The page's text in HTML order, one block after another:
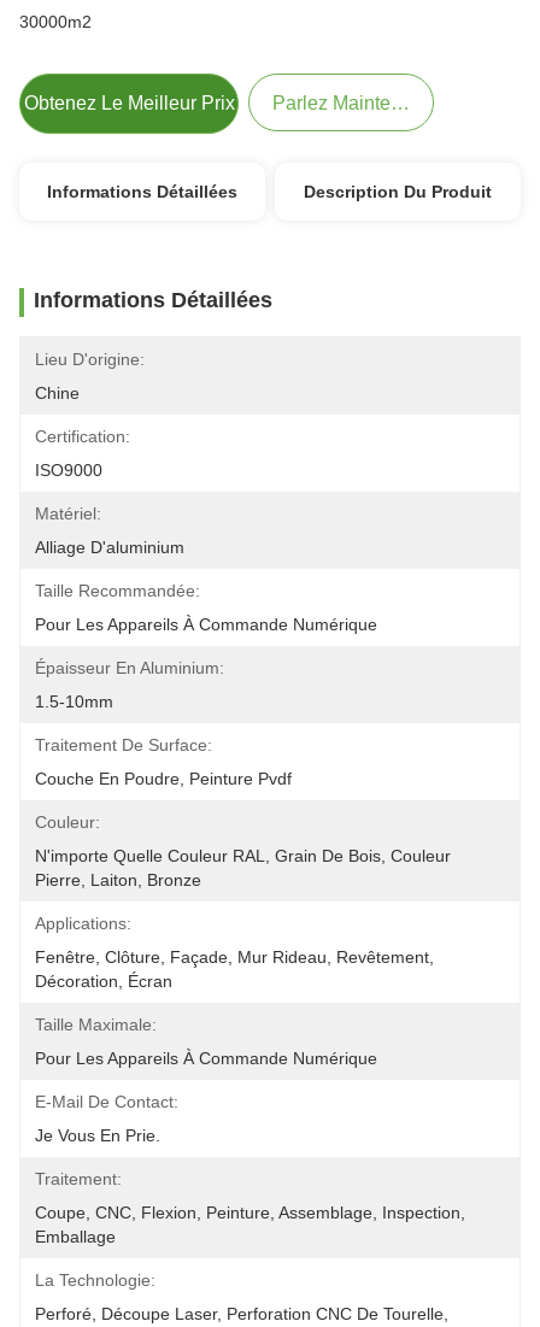
30000m2
Obtenez Le Meilleur Prix Parlez Maintenant.
Informations Détaillées Description Du Produit
Informations Détaillées
Lieu D'origine:
Chine
Certification:
ISO9000
Matériel:
Alliage D'aluminium
Taille Recommandée:
Pour Les Appareils À Commande Numérique
Épaisseur En Aluminium:
1.5-10mm
Traitement De Surface:
Couche En Poudre, Peinture Pvdf
Couleur:
N'importe Quelle Couleur RAL, Grain De Bois, Couleur
Pierre, Laiton, Bronze
Applications:
Fenêtre, Clôture, Façade, Mur Rideau, Revêtement,
Décoration, Écran
Taille Maximale:
Pour Les Appareils À Commande Numérique
E-Mail De Contact:
Je Vous En Prie.
Traitement:
Coupe, CNC, Flexion, Peinture, Assemblage, Inspection,
Emballage
La Technologie:
Perforé, Découpe Laser, Perforation CNC De Tourelle,